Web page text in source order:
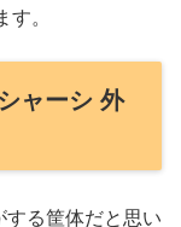
。
ャーシ 外
る筐体だと思い